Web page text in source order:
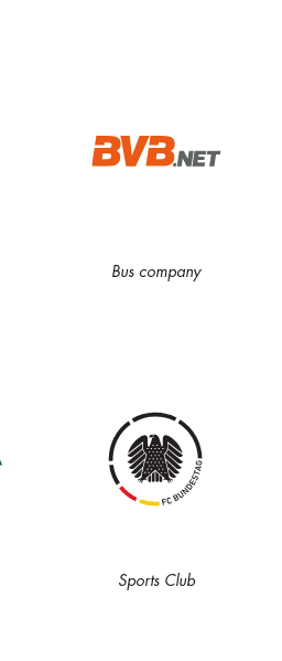
Bus company
Sports Club